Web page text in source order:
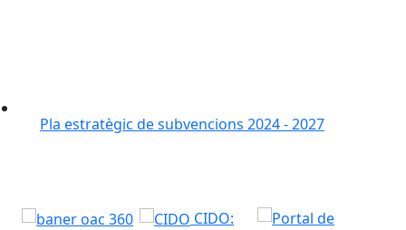
Pla estratègic de subvencions 2024 - 2027
CIDO: